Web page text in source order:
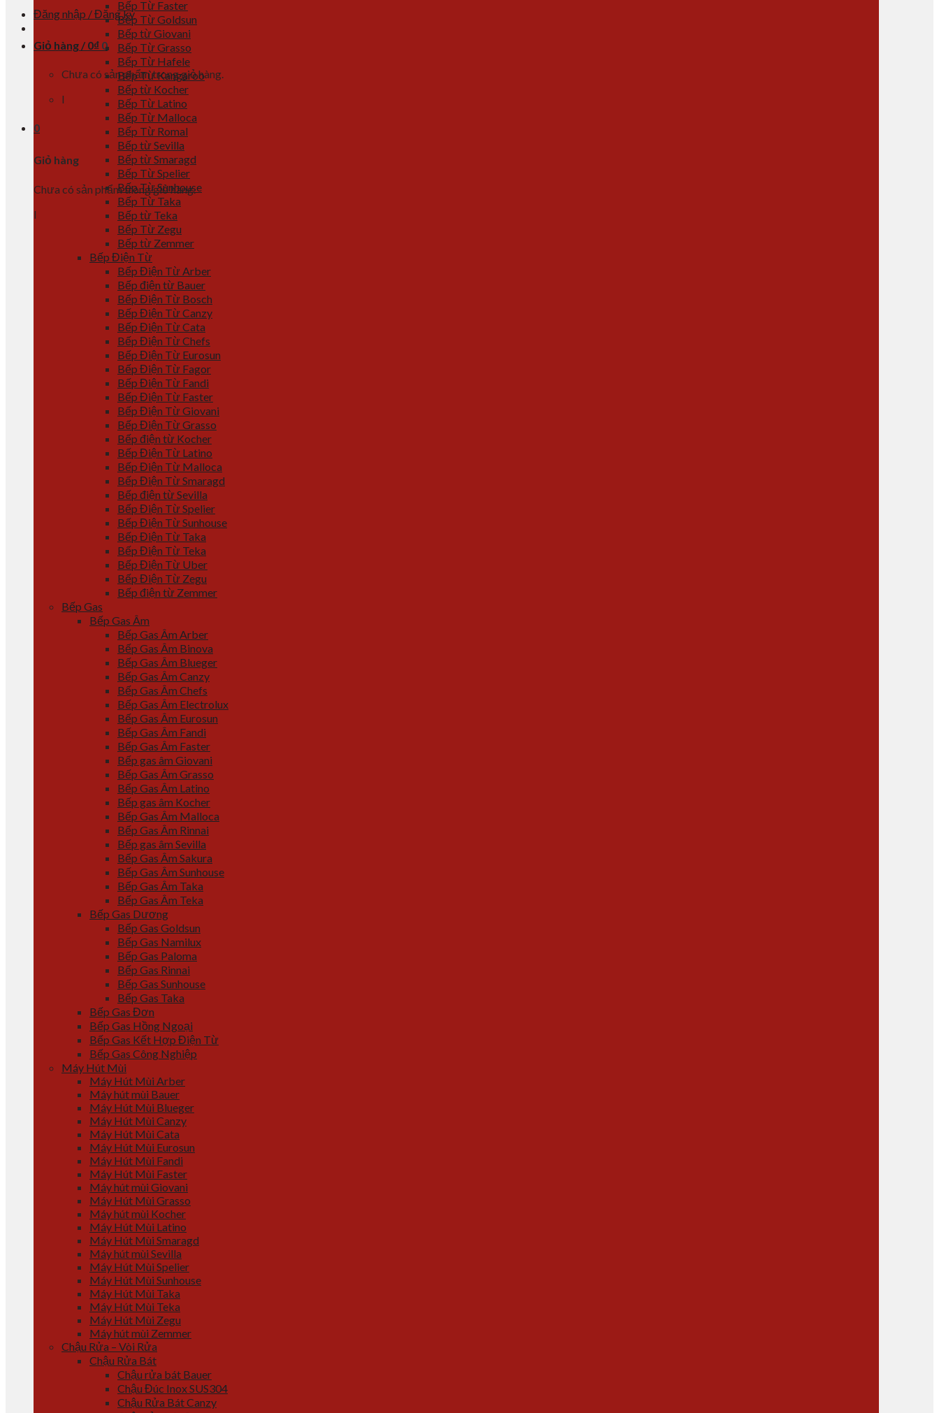
Đăng nhập / Đăng ký
Giỏ hàng / 0₫ 0
Chưa có sản phẩm trong giỏ hàng.
l
0
Giỏ hàng
Chưa có sản phẩm trong giỏ hàng.
l
Bếp Từ Faster
Bếp Từ Goldsun
Bếp từ Giovani
Bếp Từ Grasso
Bếp Từ Hafele
Bếp Từ Kangaroo
Bếp từ Kocher
Bếp Từ Latino
Bếp Từ Malloca
Bếp Từ Romal
Bếp từ Sevilla
Bếp từ Smaragd
Bếp Từ Spelier
Bếp Từ Sunhouse
Bếp Từ Taka
Bếp từ Teka
Bếp Từ Zegu
Bếp từ Zemmer
Bếp Điện Từ
Bếp Điện Từ Arber
Bếp điện từ Bauer
Bếp Điện Từ Bosch
Bếp Điện Từ Canzy
Bếp Điện Từ Cata
Bếp Điện Từ Chefs
Bếp Điện Từ Eurosun
Bếp Điện Từ Fagor
Bếp Điện Từ Fandi
Bếp Điện Từ Faster
Bếp Điện Từ Giovani
Bếp Điện Từ Grasso
Bếp điện từ Kocher
Bếp Điện Từ Latino
Bếp Điện Từ Malloca
Bếp Điện Từ Smaragd
Bếp điện từ Sevilla
Bếp Điện Từ Spelier
Bếp Điện Từ Sunhouse
Bếp Điện Từ Taka
Bếp Điện Từ Teka
Bếp Điện Từ Uber
Bếp Điện Từ Zegu
Bếp điện từ Zemmer
Bếp Gas
Bếp Gas Âm
Bếp Gas Âm Arber
Bếp Gas Âm Binova
Bếp Gas Âm Blueger
Bếp Gas Âm Canzy
Bếp Gas Âm Chefs
Bếp Gas Âm Electrolux
Bếp Gas Âm Eurosun
Bếp Gas Âm Fandi
Bếp Gas Âm Faster
Bếp gas âm Giovani
Bếp Gas Âm Grasso
Bếp Gas Âm Latino
Bếp gas âm Kocher
Bếp Gas Âm Malloca
Bếp Gas Âm Rinnai
Bếp gas âm Sevilla
Bếp Gas Âm Sakura
Bếp Gas Âm Sunhouse
Bếp Gas Âm Taka
Bếp Gas Âm Teka
Bếp Gas Dương
Bếp Gas Goldsun
Bếp Gas Namilux
Bếp Gas Paloma
Bếp Gas Rinnai
Bếp Gas Sunhouse
Bếp Gas Taka
Bếp Gas Đơn
Bếp Gas Hồng Ngoại
Bếp Gas Kết Hợp Điện Từ
Bếp Gas Công Nghiệp
Máy Hút Mùi
Máy Hút Mùi Arber
Máy hút mùi Bauer
Máy Hút Mùi Blueger
Máy Hút Mùi Canzy
Máy Hút Mùi Cata
Máy Hút Mùi Eurosun
Máy Hút Mùi Fandi
Máy Hút Mùi Faster
Máy hút mùi Giovani
Máy Hút Mùi Grasso
Máy hút mùi Kocher
Máy Hút Mùi Latino
Máy Hút Mùi Smaragd
Máy hút mùi Sevilla
Máy Hút Mùi Spelier
Máy Hút Mùi Sunhouse
Máy Hút Mùi Taka
Máy Hút Mùi Teka
Máy Hút Mùi Zegu
Máy hút mùi Zemmer
Chậu Rửa – Vòi Rửa
Chậu Rửa Bát
Chậu rửa bát Bauer
Chậu Đúc Inox SUS304
Chậu Rửa Bát Canzy